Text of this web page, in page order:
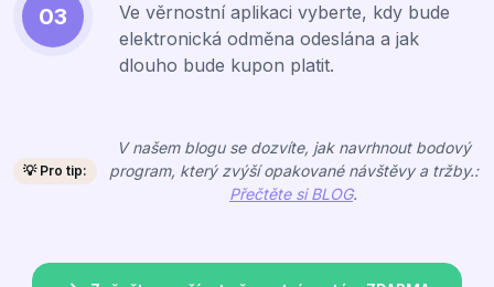
03
Ve věrnostní aplikaci vyberte, kdy bude
elektronická odměna odeslána a jak
dlouho bude kupon platit.
💡 Pro tip:
V našem blogu se dozvíte, jak navrhnout bodový
program, který zvýší opakované návštěvy a tržby.:
Přečtěte si BLOG.